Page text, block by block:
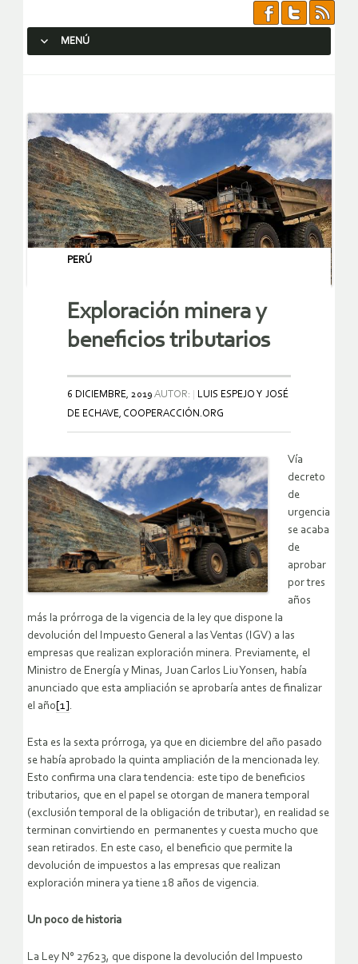
MENÚ
PERÚ
Exploración minera y
beneficios tributarios
6 DICIEMBRE, 2019 AUTOR:
LUIS ESPEJO Y JOSÉ
DE ECHAVE, COOPERACCIÓN.ORG
Vía
decreto
de
urgencia
se acaba
de
aprobar
por tres
años
más la prórroga de la vigencia de la ley que dispone la
devolución del Impuesto General a las Ventas (IGV) a las
empresas que realizan exploración minera. Previamente, el
Ministro de Energía y Minas, Juan Carlos Liu Yonsen, había
anunciado que esta ampliación se aprobaría antes de finalizar
el año [1] .
Esta es la sexta prórroga, ya que en diciembre del año pasado
se había aprobado la quinta ampliación de la mencionada ley.
Esto confirma una clara tendencia: este tipo de beneficios
tributarios, que en el papel se otorgan de manera temporal
(exclusión temporal de la obligación de tributar), en realidad se
terminan convirtiendo en permanentes y cuesta mucho que
sean retirados. En este caso, el beneficio que permite la
devolución de impuestos a las empresas que realizan
exploración minera ya tiene 18 años de vigencia.
Un poco de historia
La Ley N° 27623, que dispone la devolución del Impuesto